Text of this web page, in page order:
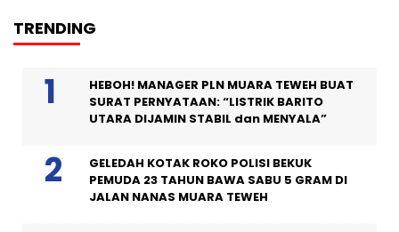
TRENDING
HEBOH! MANAGER PLN MUARA TEWEH BUAT
SURAT PERNYATAAN: “LISTRIK BARITO
UTARA DIJAMIN STABIL dan MENYALA”
GELEDAH KOTAK ROKO POLISI BEKUK
PEMUDA 23 TAHUN BAWA SABU 5 GRAM DI
JALAN NANAS MUARA TEWEH